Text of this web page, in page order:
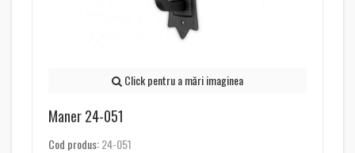
Click pentru a mări imaginea
Maner 24-051
Cod produs:24-051